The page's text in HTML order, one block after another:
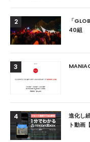
2
「
40組
3
4
進化し
ト動画